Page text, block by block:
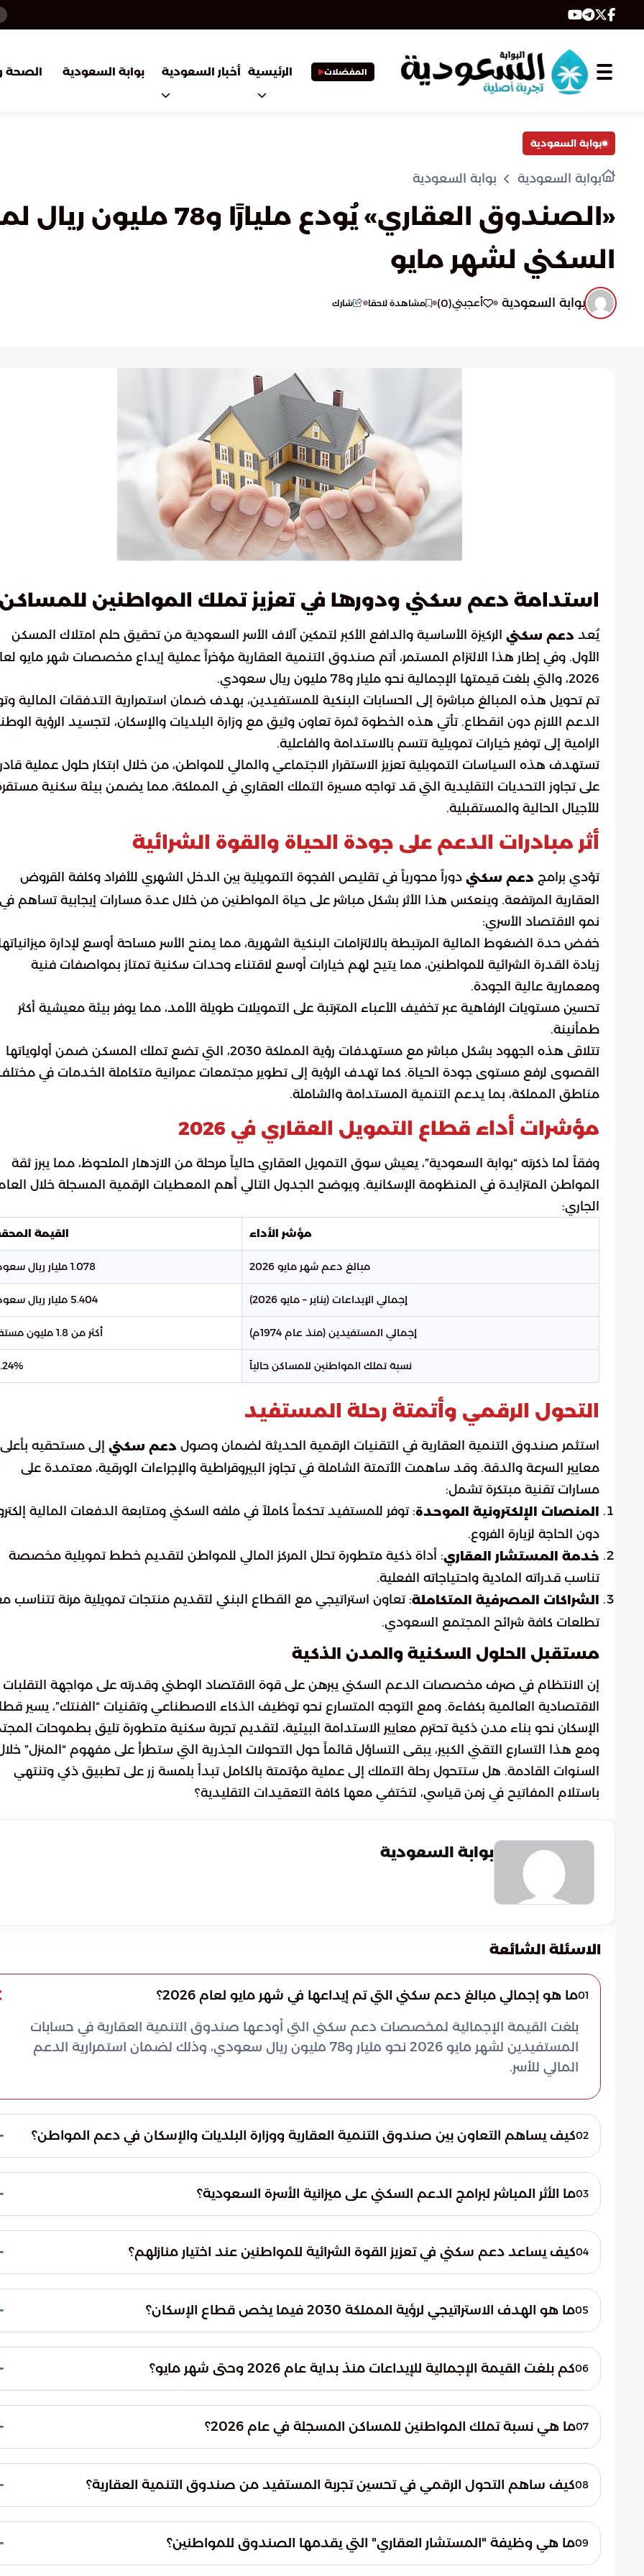
المفضلات الرئيسية أخبار السعودية بوابة السعودية الصحة
بوابة السعودية
بوابة السعودية بوابة السعودية
«الصندوق العقاري» يُودع
السكني لشهر مايو
بوابة السعودية أعجبني(
0
) مشاهدة لاحقا شارك
استدامة دعم سكني ودورها في تعزيز تملك المواطنين
يُعد دعم سكني الركيزة الأساسية والدافع الأكبر لتمكين آلاف الأسر السعودية من تحقيق حلم امتلاك المسكن
الأول. وفي إطار هذا الالتزام المستمر، أتم صندوق التنمية العقارية مؤخراً عملية إيداع مخصصات شهر مايو
2026، والتي بلغت قيمتها الإجمالية نحو مليار و78 مليون ريال سعودي.
تم تحويل هذه المبالغ مباشرة إلى الحسابات البنكية للمستفيدين، بهدف ضمان استمرارية التدفقات المالية
الدعم اللازم دون انقطاع. تأتي هذه الخطوة ثمرة تعاون وثيق مع وزارة البلديات والإسكان، لتجسيد الرؤية
الرامية إلى توفير خيارات تمويلية تتسم بالاستدامة والفاعلية.
تستهدف هذه السياسات التمويلية تعزيز الاستقرار الاجتماعي والمالي للمواطن، من خلال ابتكار حلول عملية
على تجاوز التحديات التقليدية التي قد تواجه مسيرة التملك العقاري في المملكة، مما يضمن بيئة سكنية
للأجيال الحالية والمستقبلية.
أثر مبادرات الدعم على جودة الحياة والقوة الشرائية
تؤدي برامج دعم سكني دوراً محورياً في تقليص الفجوة التمويلية بين الدخل الشهري للأفراد وكلفة القروض
العقارية المرتفعة. وينعكس هذا الأثر بشكل مباشر على حياة المواطنين من خلال عدة مسارات إيجابية تساهم في
نمو الاقتصاد الأسري:
خفض حدة الضغوط المالية المرتبطة بالالتزامات البنكية الشهرية، مما يمنح الأسر مساحة أوسع لإدارة
زيادة القدرة الشرائية للمواطنين، مما يتيح لهم خيارات أوسع لاقتناء وحدات سكنية تمتاز بمواصفات فنية
ومعمارية عالية الجودة.
تحسين مستويات الرفاهية عبر تخفيف الأعباء المترتبة على التمويلات طويلة الأمد، مما يوفر بيئة معيشية أكثر
طمأنينة.
تتلاقى هذه الجهود بشكل مباشر مع مستهدفات رؤية المملكة 2030، التي تضع تملك المسكن ضمن أولوياتها
القصوى لرفع مستوى جودة الحياة. كما تهدف الرؤية إلى تطوير مجتمعات عمرانية متكاملة الخدمات في
مناطق المملكة، بما يدعم التنمية المستدامة والشاملة.
مؤشرات أداء قطاع التمويل العقاري في 2026
وفقاً لما ذكرته “بوابة السعودية”، يعيش سوق التمويل العقاري حالياً مرحلة من الازدهار الملحوظ، مما يبرز ثقة
المواطن المتزايدة في المنظومة الإسكانية. ويوضح الجدول التالي أهم المعطيات الرقمية المسجلة خلال
الجاري:
مؤشر الأداء القيمة
مبالغ دعم شهر مايو 2026 1.078 مليار ريال سعودي
إجمالي الإيداعات (يناير – مايو 2026) 5.404 مليار ريال سعودي
إجمالي المستفيدين (منذ عام 1974م) أكثر من 1.8 مليون مستفيد
نسبة تملك المواطنين للمساكن حالياً
التحول الرقمي وأتمتة رحلة المستفيد
استثمر صندوق التنمية العقارية في التقنيات الرقمية الحديثة لضمان وصول دعم سكني إلى مستحقيه بأعلى
معايير السرعة والدقة. وقد ساهمت الأتمتة الشاملة في تجاوز البيروقراطية والإجراءات الورقية، معتمدة على
مسارات تقنية مبتكرة تشمل:
المنصات الإلكترونية الموحدة: توفر للمستفيد تحكماً كاملاً في ملفه السكني ومتابعة الدفعات المالية
دون الحاجة لزيارة الفروع.
خدمة المستشار العقاري: أداة ذكية متطورة تحلل المركز المالي للمواطن لتقديم خطط تمويلية مخصصة
تناسب قدراته المادية واحتياجاته الفعلية.
الشراكات المصرفية المتكاملة: تعاون استراتيجي مع القطاع البنكي لتقديم منتجات تمويلية مرنة تتناسب
تطلعات كافة شرائح المجتمع السعودي.
مستقبل الحلول السكنية والمدن الذكية
إن الانتظام في صرف مخصصات الدعم السكني يبرهن على قوة الاقتصاد الوطني وقدرته على مواجهة التقلبات
الاقتصادية العالمية بكفاءة. ومع التوجه المتسارع نحو توظيف الذكاء الاصطناعي وتقنيات “الفنتك”، يسير
الإسكان نحو بناء مدن ذكية تحترم معايير الاستدامة البيئية، لتقديم تجربة سكنية متطورة تليق بطموحات
ومع هذا التسارع التقني الكبير، يبقى التساؤل قائماً حول التحولات الجذرية التي ستطرأ على مفهوم “المنزل”
السنوات القادمة. هل ستتحول رحلة التملك إلى عملية مؤتمتة بالكامل تبدأ بلمسة زر على تطبيق ذكي وتنتهي
باستلام المفاتيح في زمن قياسي، لتختفي معها كافة التعقيدات التقليدية؟
بوابة السعودية
الاسئلة الشائعة
01ما هو إجمالي مبالغ دعم سكني التي تم إيداعها في شهر مايو لعام 2026؟
بلغت القيمة الإجمالية لمخصصات دعم سكني التي أودعها صندوق التنمية العقارية في حسابات
المستفيدين لشهر مايو 2026 نحو مليار و78 مليون ريال سعودي، وذلك لضمان استمرارية الدعم
المالي للأسر.
02كيف يساهم التعاون بين صندوق التنمية العقارية ووزارة البلديات والإسكان في دعم المواطن؟
تملك مسكنها الأول، مما يساهم في تحقيق الاستقرار الاجتماعي والمالي وتجاوز تحديات التملك03ما الأثر المباشر لبرامج الدعم السكني على ميزانية الأسرة السعودية؟
الأسر مساحة أكبر لإدارة ميزانياتها وتوجيه الفائض المالي نحو تحسين جودة حياتهم اليومية.04كيف يساعد دعم سكني في تعزيز القوة الشرائية للمواطنين عند اختيار منازلهم؟
لاقتناء وحدات سكنية ذات مواصفات فنية ومعمارية عالية الجودة تتناسب مع تطلعاتهم.05ما هو الهدف الاستراتيجي لرؤية المملكة 2030 فيما يخص قطاع الإسكان؟
مجتمعات عمرانية متكاملة الخدمات تدعم التنمية المستدامة والشاملة في كافة مناطق المملكة
العربية السعودية.
06كم بلغت القيمة الإجمالية للإيداعات منذ بداية عام 2026 وحتى شهر مايو؟
وحتى مايو 2026 حوالي 5.404 مليار ريال سعودي، مما يعكس قوة الالتزام الحكومي بدعم المواطنين.07ما هي نسبة تملك المواطنين للمساكن المسجلة في عام 2026؟
المبادرات السكنية وزيادة ثقة المواطنين في منظومة التمويل العقاري والحلول المقدمة.08كيف ساهم التحول الرقمي في تحسين تجربة المستفيد من صندوق التنمية العقارية؟
أصبح بإمكان المستفيد التحكم في ملفه السكني ومتابعة الدفعات المالية إلكترونياً وبكل سهولة.09ما هي وظيفة "المستشار العقاري" التي يقدمها الصندوق للمواطنين؟